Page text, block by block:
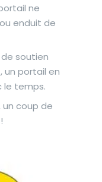
ne
enduit de
soutien
un portail en
le temps.
coup de